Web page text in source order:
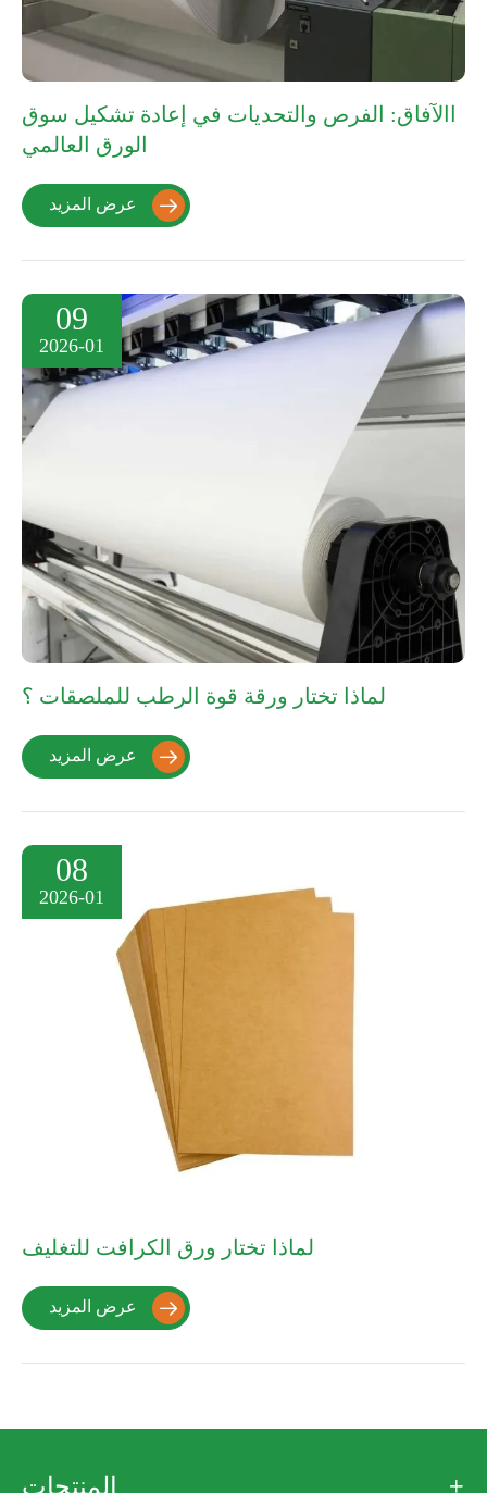
االآفاق: الفرص والتحديات في إعادة تشكيل سوق
الورق العالمي

09
2026-01
لماذا تختار ورقة قوة الرطب للملصقات ؟

08
2026-01
لماذا تختار ورق الكرافت للتغليف

المنتجات 